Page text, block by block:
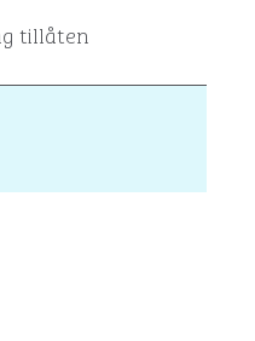
tillåten